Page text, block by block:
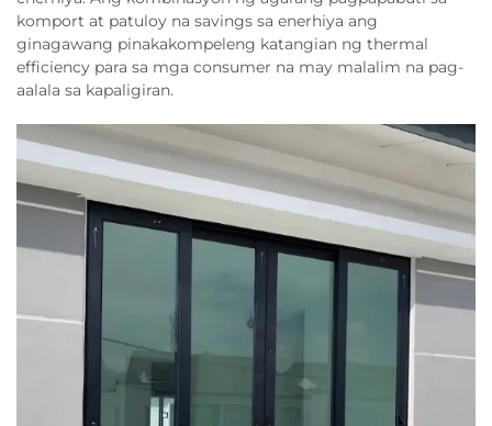
komport at patuloy na savings sa enerhiya ang
ginagawang pinakakompeleng katangian ng thermal
efficiency para sa mga consumer na may malalim na pag-
aalala sa kapaligiran.